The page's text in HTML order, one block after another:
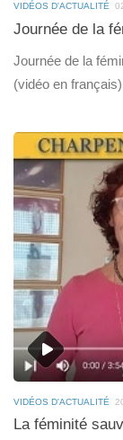
VIDÉOS D'ACTUALITÉ
Journée de la
Journée de la
(vidéo en français)
VIDÉOS D'ACTUALITÉ
La féminité